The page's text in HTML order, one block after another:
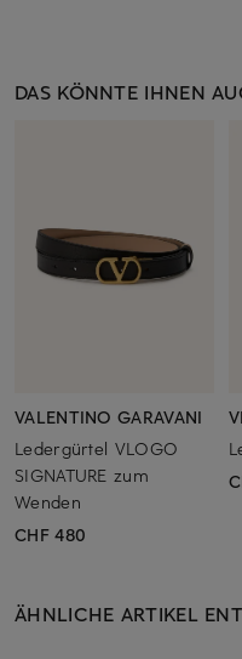
DAS KÖNNTE IHNEN
VALENTINO GARAVANI
Ledergürtel VLOGO
SIGNATURE zum
Wenden
CHF 480
ÄHNLICHE ARTIKEL